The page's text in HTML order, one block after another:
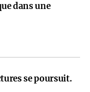
dans une
se poursuit.